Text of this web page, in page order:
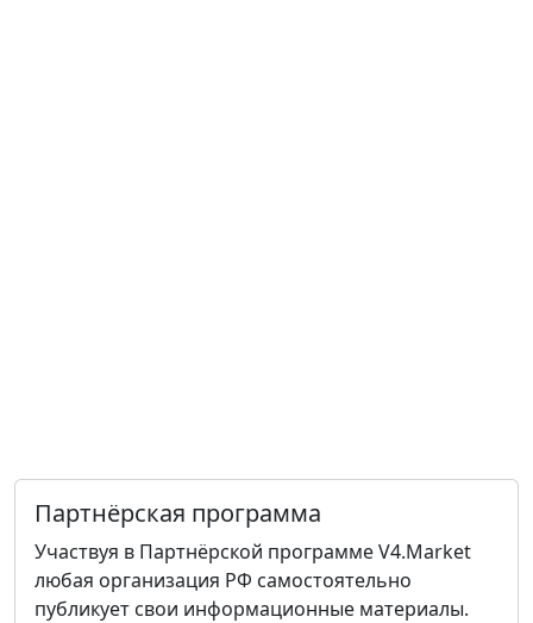
Партнёрская программа
Участвуя в Партнёрской программе V4.Market
любая организация РФ самостоятельно
публикует свои информационные материалы.